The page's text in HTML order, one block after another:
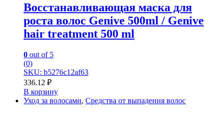
Восстанавливающая маска для
роста волос Genive 500ml / Genive
hair treatment 500 ml
0 out of 5
(0)
SKU: b5276c12af63
336.12 ₽
В корзину
Уход за волосами, Средства от выпадения волос